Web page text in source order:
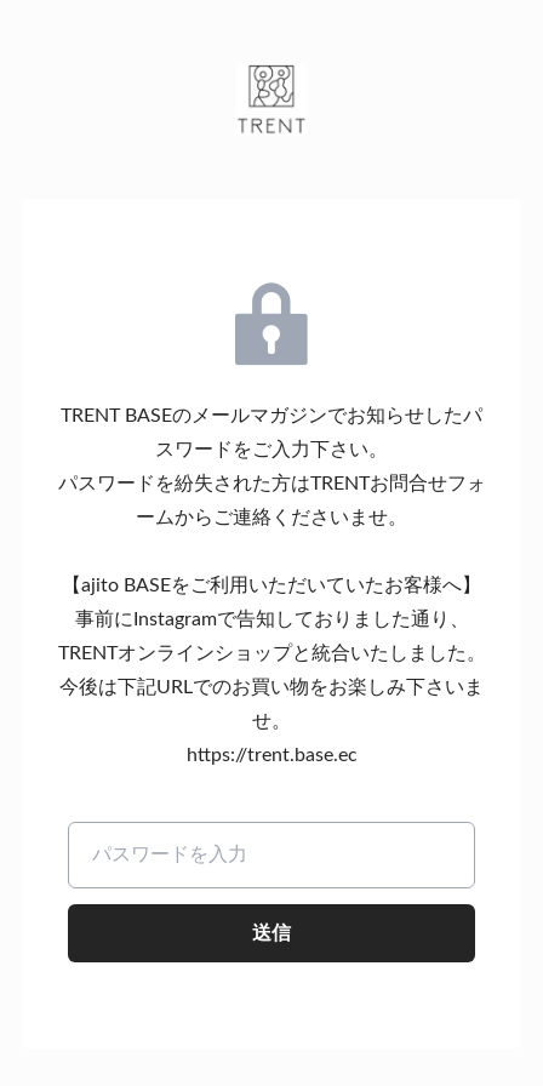
TRENT BASEのメールマガジンでお知らせしたパ
スワードをご入力下さい。
パスワードを紛失された方はTRENTお問合せフォ
ームからご連絡くださいませ。
【ajito BASEをご利用いただいていたお客様へ】
事前にInstagramで告知しておりました通り、
TRENTオンラインショップと統合いたしました。
今後は下記URLでのお買い物をお楽しみ下さいま
せ。
https://trent.base.ec